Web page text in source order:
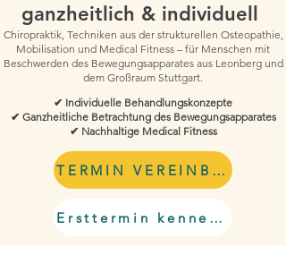
ganzheitlich & individuell
Chiropraktik, Techniken aus der strukturellen Osteopathie,
Mobilisation und Medical Fitness – für Menschen mit
Beschwerden des Bewegungsapparates aus Leonberg und
dem Großraum Stuttgart.
✔ Individuelle Behandlungskonzepte
✔ Ganzheitliche Betrachtung des Bewegungsapparates
✔ Nachhaltige Medical Fitness
Ersttermin kennenlernen
TERMIN VEREINBAREN